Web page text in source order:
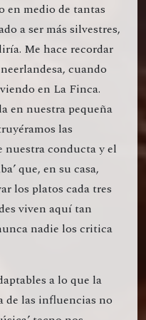
en medio de tantas
a ser más silvestres,
Me hace recordar
cuando
en La Finca.
en nuestra pequeña
las
nuestra conducta y el
que, en su casa,
los platos cada tres
viven aquí tan
nadie los critica
a lo que la
de las influencias no